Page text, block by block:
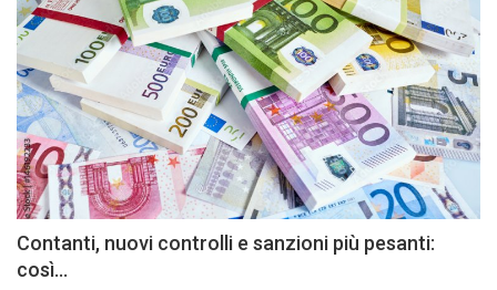
Contanti, nuovi controlli e sanzioni più pesanti:
così...